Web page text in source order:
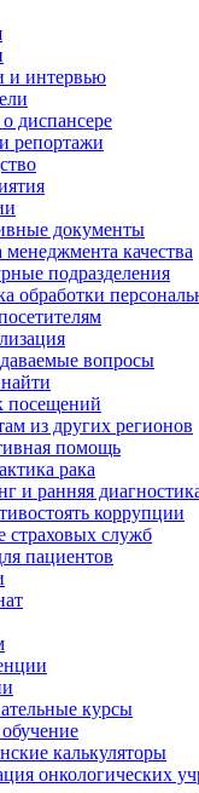
и интервью
диспансере
репортажи
документы
качества
подразделения
обработки
вопросы
посещений
из других регионов
помощь
рака
и ранняя
коррупции
страховых служб
пациентов
курсы
калькуляторы
oнкологических